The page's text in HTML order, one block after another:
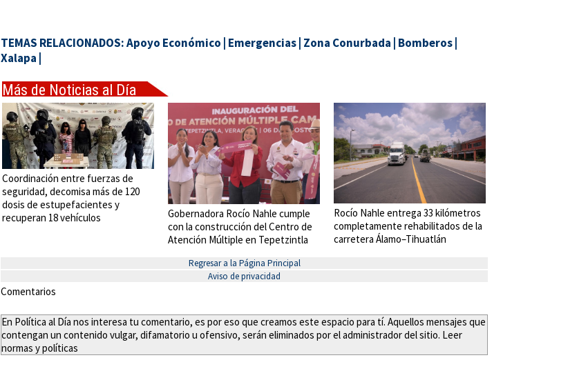
TEMAS RELACIONADOS:Apoyo Económico Emergencias Zona Conurbada Bomberos
Xalapa
Más de Noticias al Día
Coordinación entre fuerzas de
seguridad, decomisa más de 120
dosis de estupefacientes y
recuperan 18 vehículos
Gobernadora Rocío Nahle cumple
con la construcción del Centro de
Atención Múltiple en Tepetzintla
Rocío Nahle entrega 33 kilómetros
completamente rehabilitados de la
carretera Álamo–Tihuatlán
Regresar a la Página Principal
Aviso de privacidad
Comentarios
En Política al Día nos interesa tu comentario, es por eso que creamos este espacio para tí. Aquellos mensajes que
contengan un contenido vulgar, difamatorio u ofensivo, serán eliminados por el administrador del sitio. Leer
normas y políticas